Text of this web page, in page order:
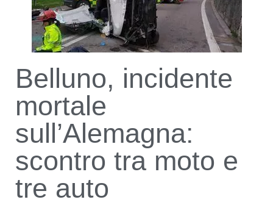
Belluno, incidente
mortale
sull’Alemagna:
scontro tra moto e
tre auto